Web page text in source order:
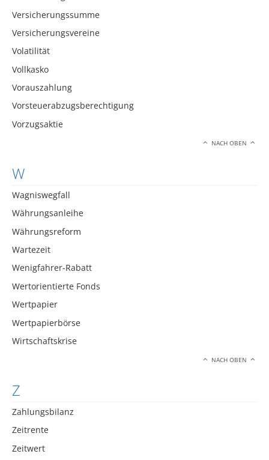
Versicherungssumme
Versicherungsvereine
Volatilität
Vollkasko
Vorauszahlung
Vorsteuerabzugsberechtigung
Vorzugsaktie
NACH OBEN
W
Wagniswegfall
Währungsanleihe
Währungsreform
Wartezeit
Wenigfahrer-Rabatt
Wertorientierte Fonds
Wertpapier
Wertpapierbörse
Wirtschaftskrise
NACH OBEN
Z
Zahlungsbilanz
Zeitrente
Zeitwert